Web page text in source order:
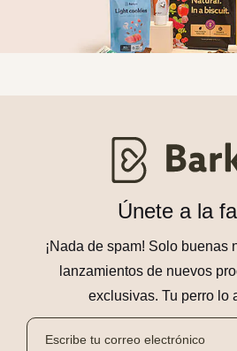
Únete a la
¡Nada de spam! Solo buenas
lanzamientos de nuevos
exclusivas. Tu perro lo